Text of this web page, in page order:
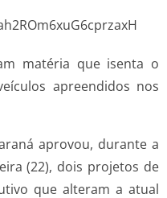
matéria que isenta o
apreendidos nos
aprovou, durante a
(22), dois projetos de
que alteram a atual